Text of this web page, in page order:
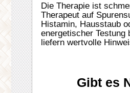
Die Therapie ist
Therapeut auf
Histamin, Hausstaub
energetischer
liefern wertvolle
Gibt es